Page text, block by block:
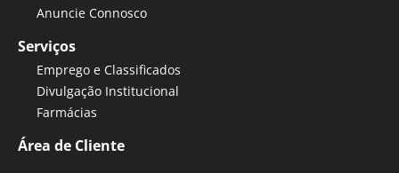
Anuncie Connosco
Serviços
Emprego e Classificados
Divulgação Institucional
Farmácias
Área de Cliente